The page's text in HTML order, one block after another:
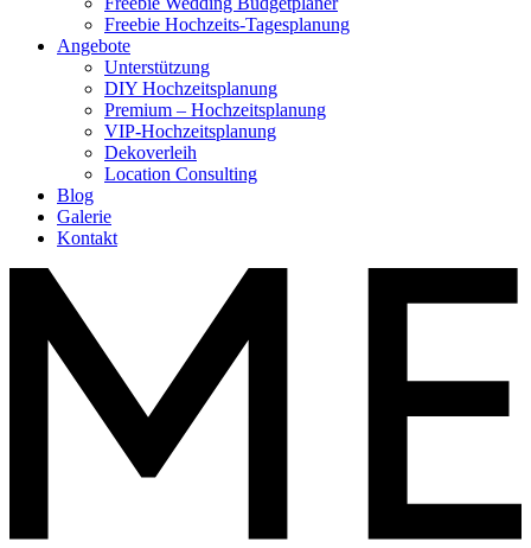
Freebie Hochzeits-Tagesplanung
Angebote
Unterstützung
DIY Hochzeitsplanung
Premium – Hochzeitsplanung
VIP-Hochzeitsplanung
Dekoverleih
Location Consulting
Blog
Galerie
Kontakt